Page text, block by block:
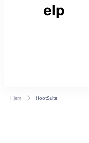
elp
Hjem HootSuite